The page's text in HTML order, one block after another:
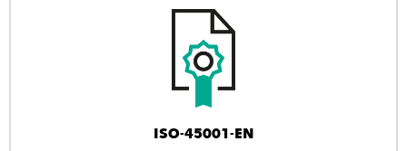
ISO-45001-EN